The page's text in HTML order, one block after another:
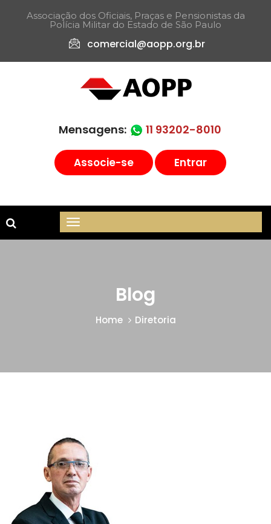
Associação dos Oficiais, Praças e Pensionistas da
Polícia Militar do Estado de São Paulo​
comercial@aopp.org.br
Mensagens: 11 93202-8010
Associe-se Entrar
Blog
Home Diretoria